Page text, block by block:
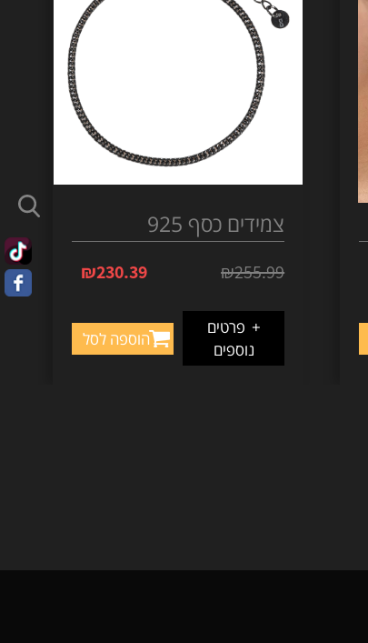
צמידים כסף 925
₪255.99
₪230.39
+ פרטים
נוספים
הוספה לסל